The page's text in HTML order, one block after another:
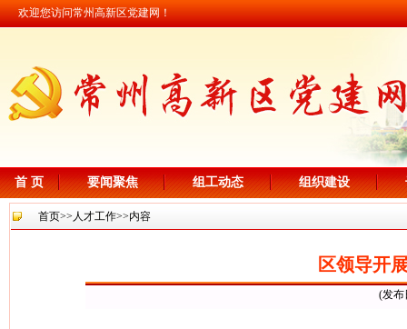
欢迎您访问常州高新区党建网！
首 页 要闻聚焦 组工动态 组织建设
首页>> 人才工作>>内容
区领导开
(发布